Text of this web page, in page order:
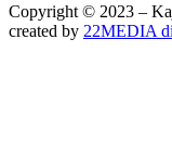
Copyright © 2023 –
created by 22MEDIA